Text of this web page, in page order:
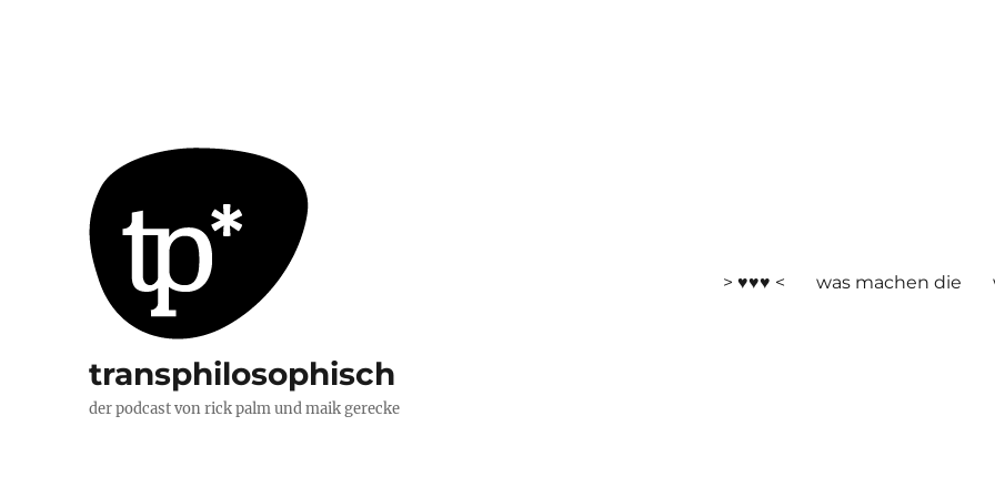
transphilosophisch
der podcast von rick palm und maik gerecke
> ♥♥♥ < was machen die